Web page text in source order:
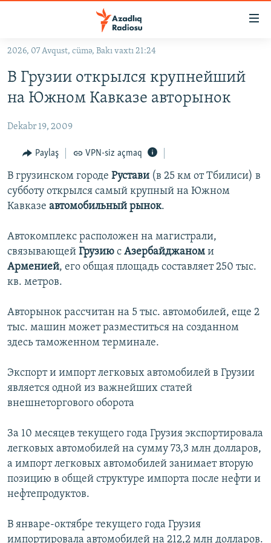
Əsas
qayıt
Əsas
qayıt
#İZAHLA
#ƏSLINDƏ
FƏRQƏ BAX
QANUNI DOĞRU
ARAŞDIRMA
VIDEO
FOTOQALEREYA
İNFOQRAFIKA
RADIO ARXIV
AZƏRBAYCAN ƏDƏBIYYATI KITABXANASI
İZ - MƏDƏNIYYƏT PROQRAMI
HAQQIMIZDA
MISSIYAMIZ
MATERIALLARIMIZDAN ISTIFADƏ
AZADLIQRADIOSU MOBIL TELEFONUNUZDA
BIZIMLƏ ƏLAQƏ
XƏBƏR BÜLLETENLƏRIMIZ
RFE/RL-in bütün saytları
2026, 07 Avqust, cümə, Bakı vaxtı 21:24
В Грузии открылся крупнейший
на Южном Кавказе авторынок
Dekabr 19, 2009
Paylaş VPN-siz açmaq
В грузинском городе Рустави (в 25 км от Тбилиси) в
субботу открылся самый крупный на Южном
Кавказе автомобильный рынок.
Автокомплекс расположен на магистрали,
связывающей Грузию с Азербайджаном и
Арменией, его общая площадь составляет 250 тыс.
кв. метров.
Авторынок рассчитан на 5 тыс. автомобилей, еще 2
тыс. машин может разместиться на созданном
здесь таможенном терминале.
Экспорт и импорт легковых автомобилей в Грузии
является одной из важнейших статей
внешнеторгового оборота
За 10 месяцев текущего года Грузия экспортировала
легковых автомобилей на сумму 73,3 млн долларов,
а импорт легковых автомобилей занимает вторую
позицию в общей структуре импорта после нефти и
нефтепродуктов.
В январе-октябре текущего года Грузия
импортировала автомобилей на 212,2 млн долларов.